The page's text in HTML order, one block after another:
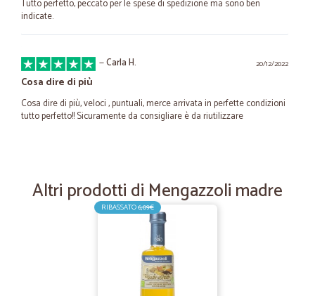
Tutto perfetto, peccato per le spese di spedizione ma sono ben
indicate.
20/12/2022
—Carla H.
Cosa dire di più
Cosa dire di più, veloci , puntuali, merce arrivata in perfette condizioni
tutto perfetto!! Sicuramente da consigliare è da riutilizzare
Servizio puntuale e corretto
Servizio puntuale e corretto. Prezzi accettabili considerando il tipo di
servizio offerto. Il costo del pagamento a mezzo PayPal mi sembra un
Giuseppe R.
Altri prodotti di Mengazzoli madre
RIBASSATO6,09€